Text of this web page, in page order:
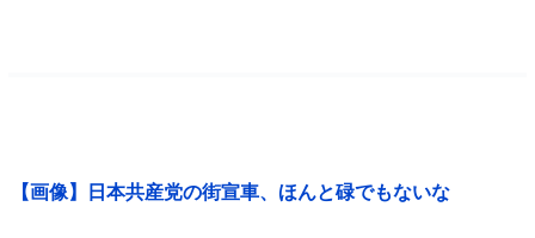
【画像】日本共産党の街宣車、ほんと碌でもないな